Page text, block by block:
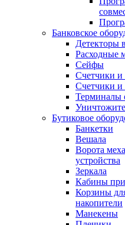
Банковское
Детекторы
Расходные
Сейфы
Счетчики и
Счетчики и
Терминалы
Бутиковое
Банкетки
Вешала
Ворота
устройства
Зеркала
Кабины
Корзины
накопители
Манекены